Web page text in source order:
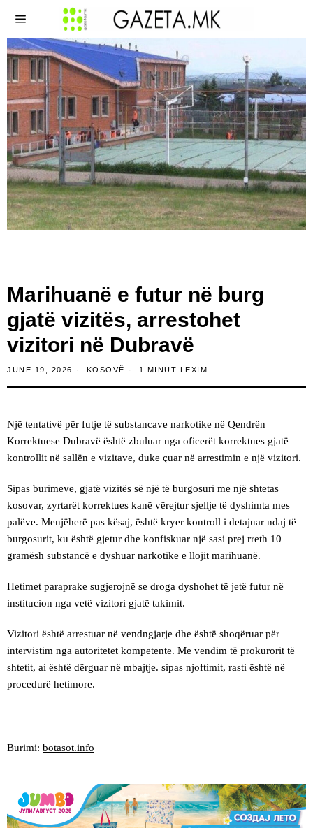
Marihuanë e futur në burg
gjatë vizitës, arrestohet
vizitori në Dubravë
JUNE 19, 2026 KOSOVË 1 MINUT LEXIM
Një tentativë për futje të substancave narkotike në Qendrën
Korrektuese Dubravë është zbuluar nga oficerët korrektues gjatë
kontrollit në sallën e vizitave, duke çuar në arrestimin e një vizitori.
Sipas burimeve, gjatë vizitës së një të burgosuri me një shtetas
kosovar, zyrtarët korrektues kanë vërejtur sjellje të dyshimta mes
palëve. Menjëherë pas kësaj, është kryer kontroll i detajuar ndaj të
burgosurit, ku është gjetur dhe konfiskuar një sasi prej rreth 10
gramësh substancë e dyshuar narkotike e llojit marihuanë.
Hetimet paraprake sugjerojnë se droga dyshohet të jetë futur në
institucion nga vetë vizitori gjatë takimit.
Vizitori është arrestuar në vendngjarje dhe është shoqëruar për
intervistim nga autoritetet kompetente. Me vendim të prokurorit të
shtetit, ai është dërguar në mbajtje. sipas njoftimit, rasti është në
procedurë hetimore.
Burimi: botasot.info